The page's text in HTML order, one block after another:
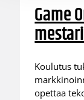
Game
Koulutus
opettaa